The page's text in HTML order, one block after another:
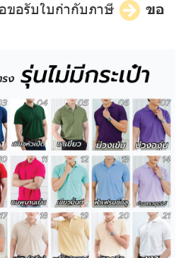
ขอรับใบกำกับภาษี
ขอ